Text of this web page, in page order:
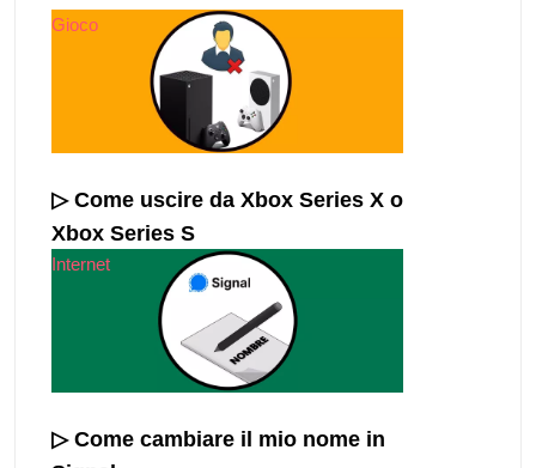
Gioco
▷ Come uscire da Xbox Series X o
Xbox Series S
Internet
▷ Come cambiare il mio nome in